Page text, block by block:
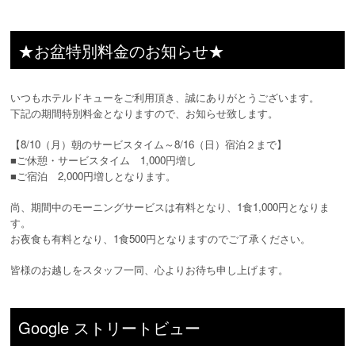
★お盆特別料金のお知らせ★
いつもホテルドキューをご利用頂き、誠にありがとうございます。
下記の期間特別料金となりますので、お知らせ致します。
【8/10（月）朝のサービスタイム～8/16（日）宿泊２まで】
■ご休憩・サービスタイム 1,000円増し
■ご宿泊 2,000円増しとなります。
尚、期間中のモーニングサービスは有料となり、1食1,000円となりま
す。
お夜食も有料となり、1食500円となりますのでご了承ください。
皆様のお越しをスタッフ一同、心よりお待ち申し上げます。
Google ストリートビュー